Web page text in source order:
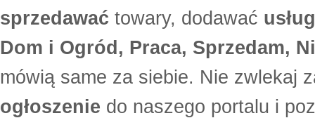
sprzedawać towary, dodawać
Dom i Ogród, Praca, Sprzedam,
mówią same za siebie. Nie zwlekaj
ogłoszenie do naszego portalu i